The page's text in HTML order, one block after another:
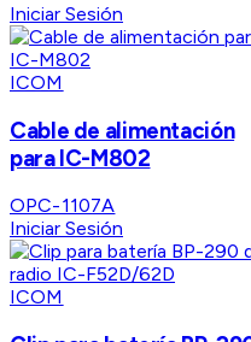
Iniciar Sesión
ICOM
Cable de alimentación
para IC-M802
OPC-1107A
Iniciar Sesión
ICOM